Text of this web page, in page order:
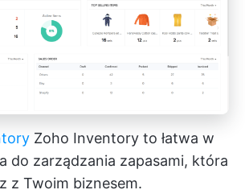
Zoho Inventory to łatwa w
do zarządzania zapasami, która
z Twoim biznesem.